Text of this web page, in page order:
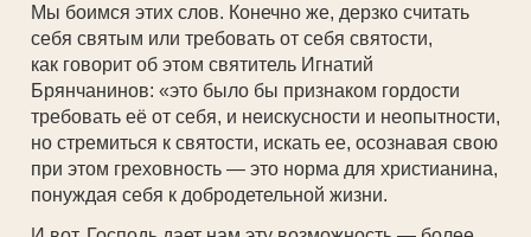
Мы боимся этих слов. Конечно же, дерзко считать
себя святым или требовать от себя святости,
как говорит об этом святитель Игнатий
Брянчанинов: «это было бы признаком гордости
требовать её от себя, и неискусности и неопытности,
но стремиться к святости, искать ее, осознавая свою
при этом греховность — это норма для христианина,
понуждая себя к добродетельной жизни.